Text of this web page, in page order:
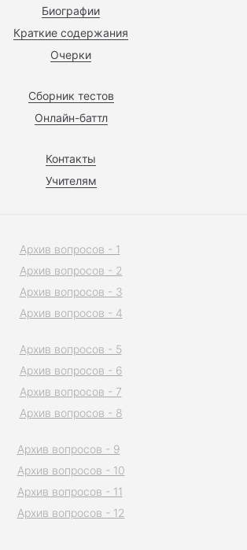
Биографии
Краткие содержания
Очерки
Сборник тестов
Онлайн-баттл
Контакты
Учителям
Архив вопросов - 1
Архив вопросов - 2
Архив вопросов - 3
Архив вопросов - 4
Архив вопросов - 5
Архив вопросов - 6
Архив вопросов - 7
Архив вопросов - 8
Архив вопросов - 9
Архив вопросов - 10
Архив вопросов - 11
Архив вопросов - 12